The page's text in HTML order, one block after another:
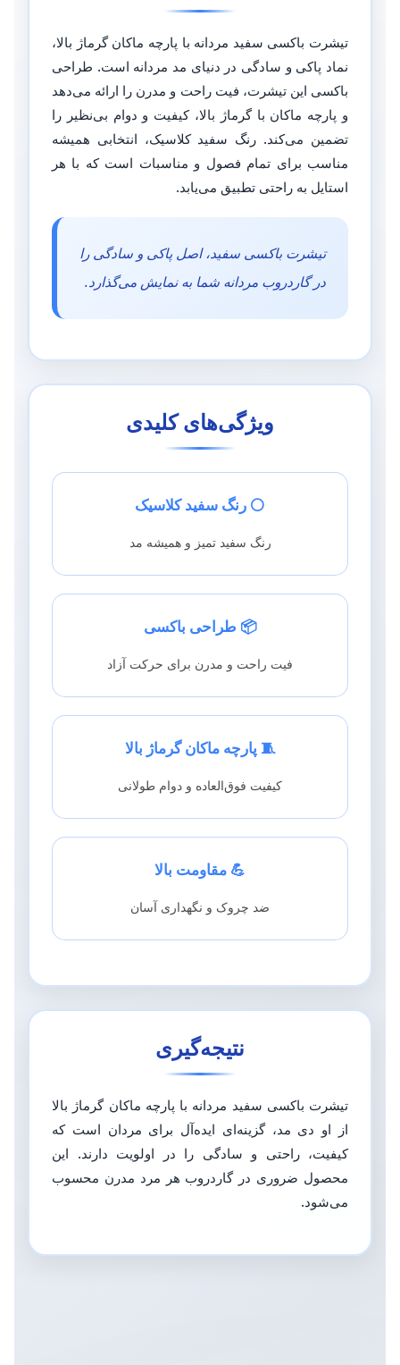
تیشرت باکسی سفید مردانه با پارچه ماکان گرماژ بالا،
نماد پاکی و سادگی در دنیای مد مردانه است. طراحی
باکسی این تیشرت، فیت راحت و مدرن را ارائه می‌دهد
و پارچه ماکان با گرماژ بالا، کیفیت و دوام بی‌نظیر را
تضمین می‌کند. رنگ سفید کلاسیک، انتخابی همیشه
مناسب برای تمام فصول و مناسبات است که با هر
استایل به راحتی تطبیق می‌یابد.
تیشرت باکسی سفید، اصل پاکی و سادگی را
در گاردروب مردانه شما به نمایش می‌گذارد.
ویژگی‌های کلیدی
⚪ رنگ سفید کلاسیک
رنگ سفید تمیز و همیشه مد
📦 طراحی باکسی
فیت راحت و مدرن برای حرکت آزاد
🧵 پارچه ماکان گرماژ بالا
کیفیت فوق‌العاده و دوام طولانی
💪 مقاومت بالا
ضد چروک و نگهداری آسان
نتیجه‌گیری
تیشرت باکسی سفید مردانه با پارچه ماکان گرماژ بالا
از او دی مد، گزینه‌ای ایده‌آل برای مردان است که
کیفیت، راحتی و سادگی را در اولویت دارند. این
محصول ضروری در گاردروب هر مرد مدرن محسوب
می‌شود.